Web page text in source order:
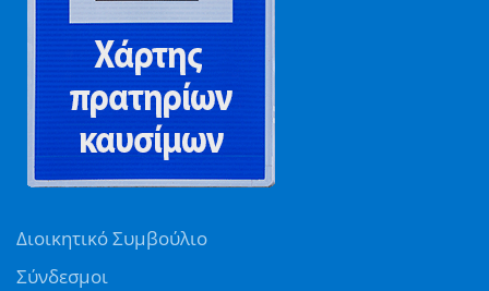
Διοικητικό Συμβούλιο
Σύνδεσμοι